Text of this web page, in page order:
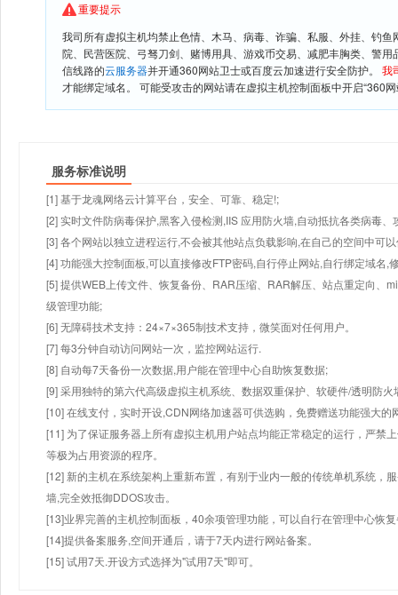
重要提示
我司所有虚拟主机均禁止色情、木马、病毒、诈骗、私服、外挂、钓
院、民营医院、弓驽刀剑、赌博用具、游戏币交易、减肥丰胸类、警
信线路的云服务器并开通360网站卫士或百度云加速进行安全防护。 我
才能绑定域名。 可能受攻击的网站请在虚拟主机控制面板中开启“360
服务标准说明
[1] 基于龙魂网络云计算平台，安全、可靠、稳定!;
[2] 实时文件防病毒保护,黑客入侵检测,IIS 应用防火墙,自动抵抗各类病毒、
[3] 各个网站以独立进程运行,不会被其他站点负载影响,在自己的空间中可
[4] 功能强大控制面板,可以直接修改FTP密码,自行停止网站,自行绑定域名,
[5] 提供WEB上传文件、恢复备份、RAR压缩、RAR解压、站点重定向、
级管理功能;
[6] 无障碍技术支持：24×7×365制技术支持，微笑面对任何用户。
[7] 每3分钟自动访问网站一次，监控网站运行.
[8] 自动每7天备份一次数据,用户能在管理中心自助恢复数据;
[9] 采用独特的第六代高级虚拟主机系统、数据双重保护、软硬件/透明防火
[10] 在线支付，实时开设,CDN网络加速器可供选购，免费赠送功能强大
[11] 为了保证服务器上所有虚拟主机用户站点均能正常稳定的运行，严禁
等极为占用资源的程序。
[12] 新的主机在系统架构上重新布置，有别于业内一般的传统单机系统，
墙,完全效抵御DDOS攻击。
[13]业界完善的主机控制面板，40余项管理功能，可以自行在管理中心恢
[14]提供备案服务,空间开通后，请于7天内进行网站备案。
[15] 试用7天.开设方式选择为"试用7天"即可。